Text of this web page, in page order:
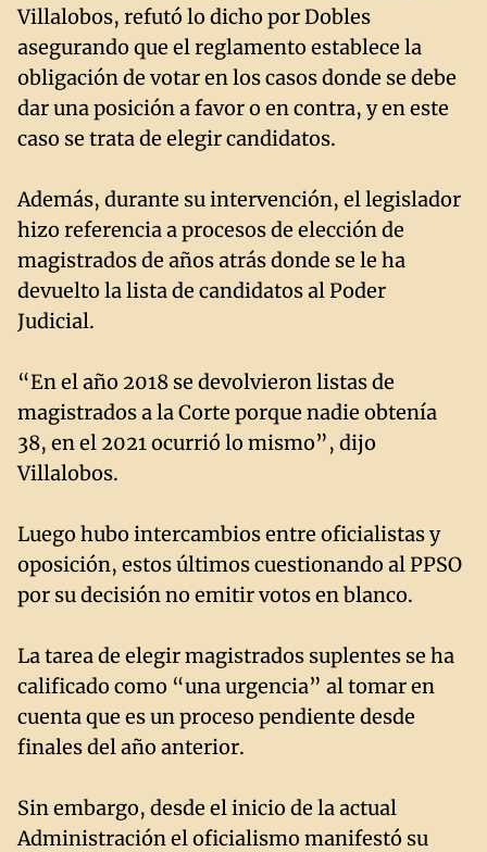
Villalobos, refutó lo dicho por Dobles
asegurando que el reglamento establece la
obligación de votar en los casos donde se debe
dar una posición a favor o en contra, y en este
caso se trata de elegir candidatos.
Además, durante su intervención, el legislador
hizo referencia a procesos de elección de
magistrados de años atrás donde se le ha
devuelto la lista de candidatos al Poder
Judicial.
“En el año 2018 se devolvieron listas de
magistrados a la Corte porque nadie obtenía
38, en el 2021 ocurrió lo mismo”, dijo
Villalobos.
Luego hubo intercambios entre oficialistas y
oposición, estos últimos cuestionando al PPSO
por su decisión no emitir votos en blanco.
La tarea de elegir magistrados suplentes se ha
calificado como “una urgencia” al tomar en
cuenta que es un proceso pendiente desde
finales del año anterior.
Sin embargo, desde el inicio de la actual
Administración el oficialismo manifestó su